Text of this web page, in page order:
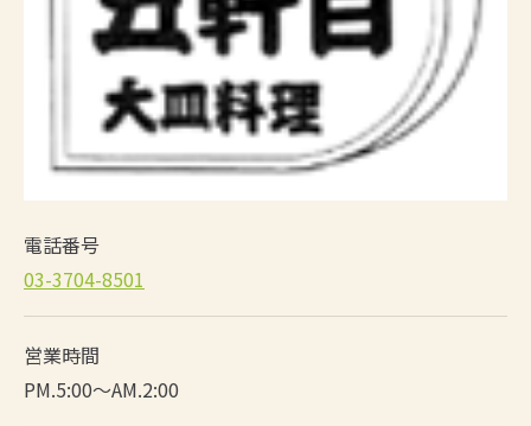
電話番号
03-3704-8501‬
営業時間
PM.5:00～AM.2:00